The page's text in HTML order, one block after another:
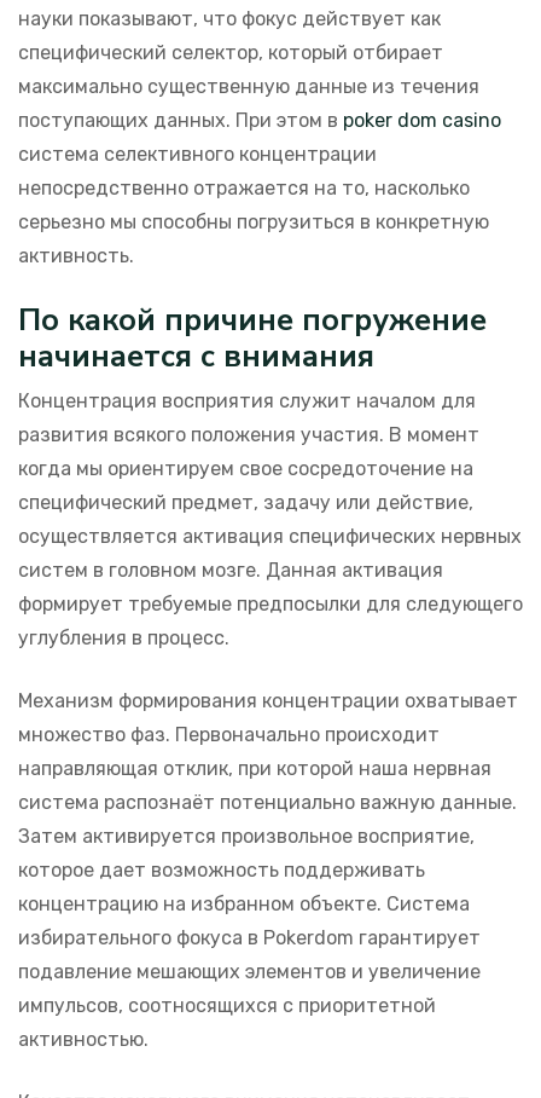
науки показывают, что фокус действует как
специфический селектор, который отбирает
максимально существенную данные из течения
поступающих данных. При этом в poker dom casino
система селективного концентрации
непосредственно отражается на то, насколько
серьезно мы способны погрузиться в конкретную
активность.
По какой причине погружение
начинается с внимания
Концентрация восприятия служит началом для
развития всякого положения участия. В момент
когда мы ориентируем свое сосредоточение на
специфический предмет, задачу или действие,
осуществляется активация специфических нервных
систем в головном мозге. Данная активация
формирует требуемые предпосылки для следующего
углубления в процесс.
Механизм формирования концентрации охватывает
множество фаз. Первоначально происходит
направляющая отклик, при которой наша нервная
система распознаёт потенциально важную данные.
Затем активируется произвольное восприятие,
которое дает возможность поддерживать
концентрацию на избранном объекте. Система
избирательного фокуса в Pokerdom гарантирует
подавление мешающих элементов и увеличение
импульсов, соотносящихся с приоритетной
активностью.